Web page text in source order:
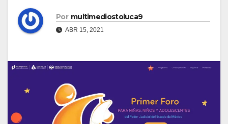
Por multimediostoluca9
ABR 15, 2021